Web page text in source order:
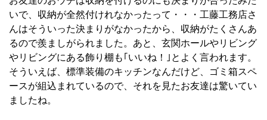
いで、収納が全然付けれなかったって・・・工藤工務店さ
んはそういった決まりがなかったから、収納がたくさんあ
るので羨ましがられました。あと、玄関ホールやリビング
やリビングにある飾り棚も｢いいね！｣とよく言われます。
そういえば、標準装備のキッチンなんだけど、ゴミ箱スペ
ースが組込まれているので、それを見たお友達は驚いてい
ましたね。